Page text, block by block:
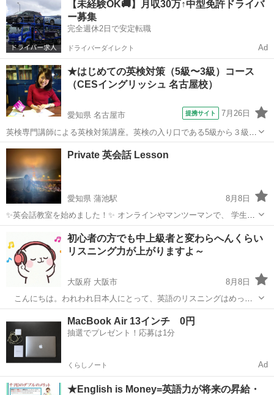
ができます☺ ⭐️インターナショナルスクール...
【未経験OK🚚】月収30万↑中型免許ドライバ
ー募集
完全週休2日で安定転職
ドライバーダイレクト Ad
★はじめての英検対策（5級〜3級）コース
（CESイングリッシュ 名古屋校）
愛知県 名古屋市 提携サイト 7月26日
英検専門講師による英検対策講座。英検の入り口である5級から３級取
得の当講座。英検の第一歩で自信をつけて、どんどん上の級を目指し
ていきましょう。英語はコミュニケーションのツールですので、少し
の間違いは後で訂正。英語をどんどん話...
愛知 名古屋市 英検
Private 英会話 Lesson
愛知県 蒲池駅
8月8日
✨英会話教室を始めました！✨ オンラインやマンツーマンで、 学生か
ら、大人まで英語を教えています！ 皆さんの英語力を分析し、最適な
教材・学習法を提案します。 ✅初心者から上級者までの日常英会話 ✅
学校の授業の補...
名古屋市 蒲池駅 その他 オンライン
初心者の方でも中上級者と変わらへんくらい
リスニング力が上がりますよ～
大阪府 大阪市
8月8日
こんにちは。われわれ日本人にとって、英語のリスニングはめっち
ゃめちゃ難しいですよね。英会話レッスンやyoutubeの英会話レッスン
系動画なら聞き取れるけど、ドラマや映画、インタビュー、ドキュメ
ンタリーなんかになった途端、ま...
レッスン
MacBook Air 13インチ 0円
抽選でプレゼント！応募は1分
くらしノート Ad
★English is Money=英語力が将来の昇給・